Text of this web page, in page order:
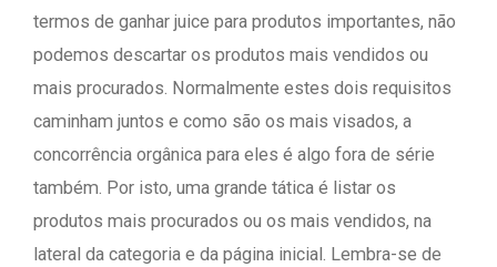
termos de ganhar juice para produtos importantes, não
podemos descartar os produtos mais vendidos ou
mais procurados. Normalmente estes dois requisitos
caminham juntos e como são os mais visados, a
concorrência orgânica para eles é algo fora de série
também. Por isto, uma grande tática é listar os
produtos mais procurados ou os mais vendidos, na
lateral da categoria e da página inicial. Lembra-se de